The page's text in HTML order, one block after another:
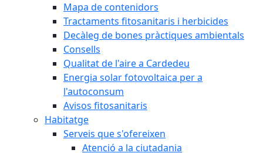
Mapa de contenidors
Tractaments fitosanitaris i herbicides
Decàleg de bones pràctiques ambientals
Consells
Qualitat de l'aire a Cardedeu
Energia solar fotovoltaica per a
l'autoconsum
Avisos fitosanitaris
Habitatge
Serveis que s'ofereixen
Atenció a la ciutadania